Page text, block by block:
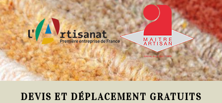
DEVIS ET DÉPLACEMENT GRATUITS